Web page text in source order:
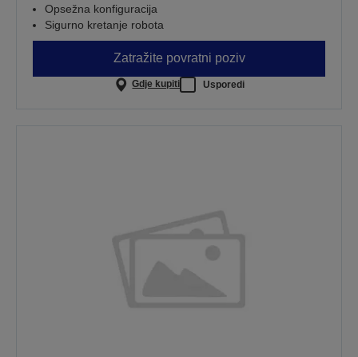
Opsežna konfiguracija
Sigurno kretanje robota
Zatražite povratni poziv
Gdje kupiti Usporedi